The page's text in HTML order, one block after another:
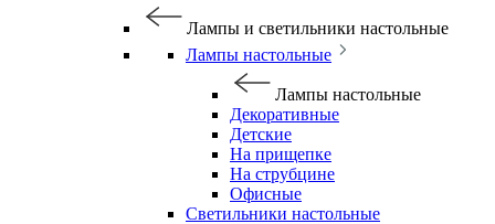
Лампы и светильники настольные
Лампы настольные
Лампы настольные
Декоративные
Детские
На прищепке
На струбцине
Офисные
Светильники настольные